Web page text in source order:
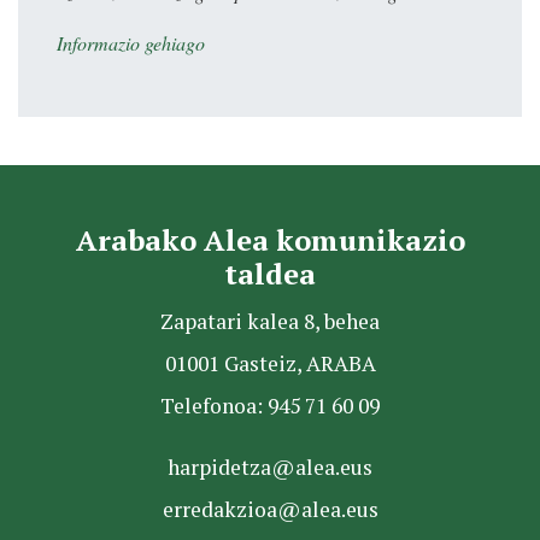
Informazio gehiago
Arabako Alea komunikazio
taldea
Zapatari kalea 8, behea
01001 Gasteiz, ARABA
Telefonoa: 945 71 60 09
harpidetza@alea.eus
erredakzioa@alea.eus